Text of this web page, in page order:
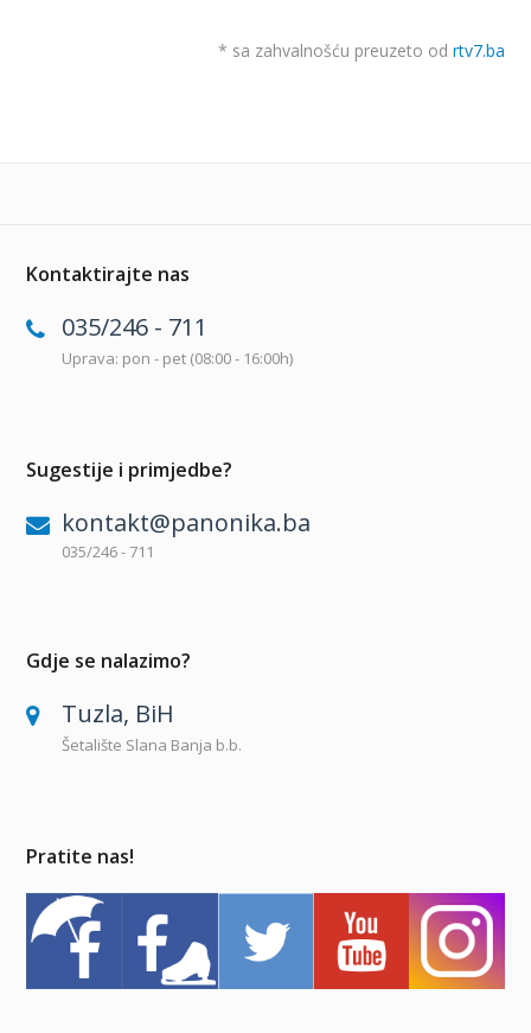
* sa zahvalnošću preuzeto od rtv7.ba
Kontaktirajte nas
035/246 - 711
Uprava: pon - pet (08:00 - 16:00h)
Sugestije i primjedbe?
kontakt@panonika.ba
035/246 - 711
Gdje se nalazimo?
Tuzla, BiH
Šetalište Slana Banja b.b.
Pratite nas!